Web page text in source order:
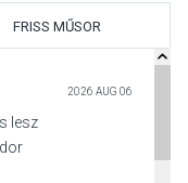
FRISS MŰSOR
2026 AUG 06
lesz